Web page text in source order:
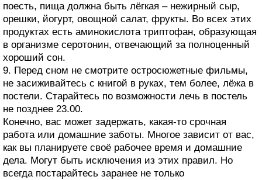
поесть, пища должна быть лёгкая – нежирный сыр,
орешки, йогурт, овощной салат, фрукты. Во всех этих
продуктах есть аминокислота триптофан, образующая
в организме серотонин, отвечающий за полноценный
хороший сон.
9. Перед сном не смотрите остросюжетные фильмы,
не засиживайтесь с книгой в руках, тем более, лёжа в
постели. Старайтесь по возможности лечь в постель
не позднее 23.00.
Конечно, вас может задержать, какая-то срочная
работа или домашние заботы. Многое зависит от вас,
как вы планируете своё рабочее время и домашние
дела. Могут быть исключения из этих правил. Но
всегда постарайтесь заранее не только